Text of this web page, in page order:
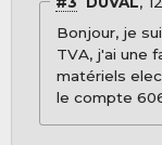
Bonjour, je
TVA, j'ai une
matériels
le compte